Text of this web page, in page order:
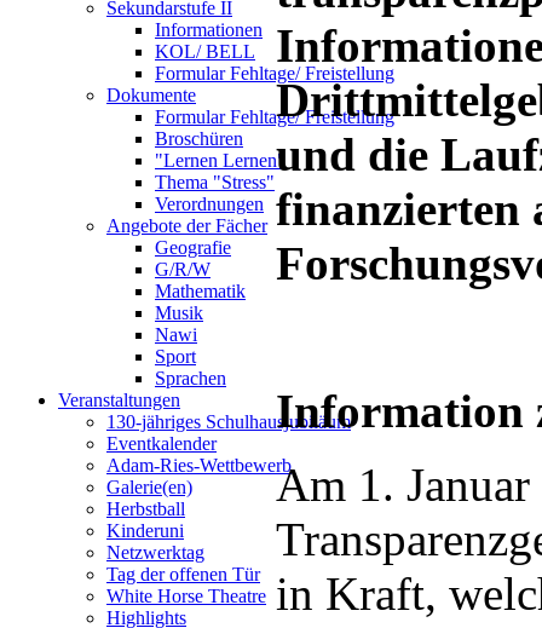
Sekundarstufe II
Informationen
KOL/ BELL
Formular Fehltage/ Freistellung
Dokumente
Formular Fehltage/ Freistellung
Broschüren
"Lernen Lernen"
Thema "Stress"
Verordnungen
Angebote der Fächer
Geografie
G/R/W
Mathematik
Musik
Nawi
Sport
Sprachen
Veranstaltungen
130-jähriges Schulhausjubiläum
Eventkalender
Adam-Ries-Wettbewerb
Galerie(en)
Herbstball
Kinderuni
Netzwerktag
Tag der offenen Tür
White Horse Theatre
Highlights
und die
finanzierten
Information
Am 1.
in Kraft,